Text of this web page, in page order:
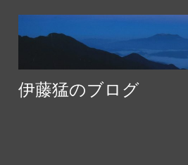
伊藤猛のブログ